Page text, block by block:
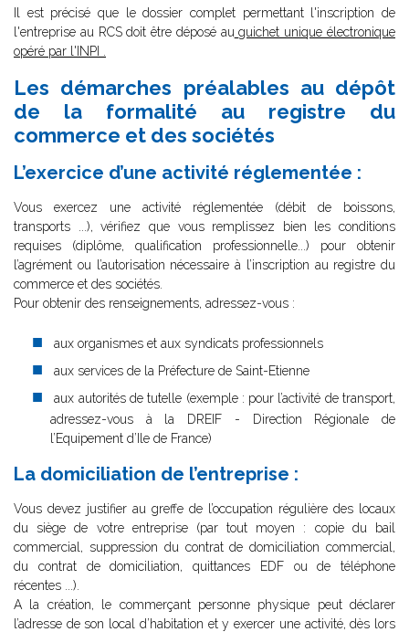
Il est précisé que le dossier complet permettant l'inscription de
l'entreprise au RCS doit être déposé au guichet unique électronique
opéré par l'INPI
Les démarches préalables au dépôt
de la formalité au registre du
commerce et des sociétés
L’exercice d’une activité réglementée :
Vous exercez une activité réglementée (débit de boissons,
transports ...), vérifiez que vous remplissez bien les conditions
requises (diplôme, qualification professionnelle...) pour obtenir
l’agrément ou l’autorisation nécessaire à l’inscription au registre du
commerce et des sociétés.
Pour obtenir des renseignements, adressez-vous :
aux organismes et aux syndicats professionnels
aux services de la Préfecture de Saint-Etienne
aux autorités de tutelle (exemple : pour l’activité de transport,
adressez-vous à la DREIF - Direction Régionale de
l’Equipement d’Ile de France)
La domiciliation de l’entreprise :
Vous devez justifier au greffe de l’occupation régulière des locaux
du siège de votre entreprise (par tout moyen : copie du bail
commercial, suppression du contrat de domiciliation commercial,
du contrat de domiciliation, quittances EDF ou de téléphone
récentes ...).
A la création, le commerçant personne physique peut déclarer
l’adresse de son local d’habitation et y exercer une activité, dès lors